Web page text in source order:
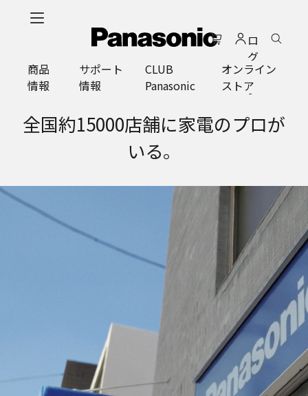
ッ
ロ
グ
イ
ン
商品
情報
サポート
情報
CLUB
Panasonic
オンライン
ストア
全国約15000店舗に家電のプロが
いる。